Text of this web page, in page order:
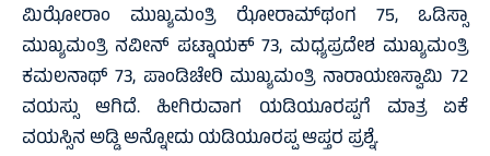
ಮಿಝೋರಾಂ ಮುಖ್ಯಮಂತ್ರಿ ಝೋರಾಮ್‍ಥಂಗ 75, ಒಡಿಸ್ಸಾ
ಮುಖ್ಯಮಂತ್ರಿ ನವೀನ್ ಪಟ್ನಾಯಕ್ 73, ಮಧ್ಯಪ್ರದೇಶ ಮುಖ್ಯಮಂತ್ರಿ
ಕಮಲನಾಥ್ 73, ಪಾಂಡಿಚೇರಿ ಮುಖ್ಯಮಂತ್ರಿ ನಾರಾಯಣಸ್ವಾಮಿ 72
ವಯಸ್ಸು ಆಗಿದೆ. ಹೀಗಿರುವಾಗ ಯಡಿಯೂರಪ್ಪಗೆ ಮಾತ್ರ ಏಕೆ
ವಯಸ್ಸಿನ ಅಡ್ಡಿ ಅನ್ನೋದು ಯಡಿಯೂರಪ್ಪ ಆಪ್ತರ ಪ್ರಶ್ನೆ.